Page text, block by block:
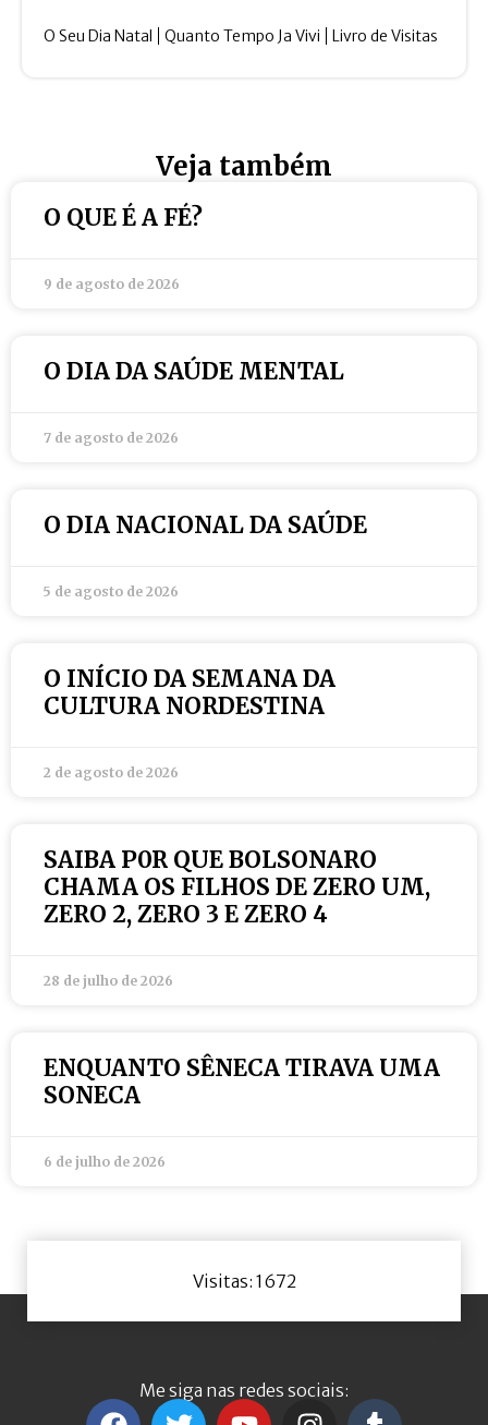
O Seu Dia Natal Quanto Tempo Ja Vivi Livro de Visitas
Veja também
O QUE É A FÉ?
9 de agosto de 2026
O DIA DA SAÚDE MENTAL
7 de agosto de 2026
O DIA NACIONAL DA SAÚDE
5 de agosto de 2026
O INÍCIO DA SEMANA DA
CULTURA NORDESTINA
2 de agosto de 2026
SAIBA P0R QUE BOLSONARO
CHAMA OS FILHOS DE ZERO UM,
ZERO 2, ZERO 3 E ZERO 4
28 de julho de 2026
ENQUANTO SÊNECA TIRAVA UMA
SONECA
6 de julho de 2026
Visitas: 1672
Me siga nas redes sociais: